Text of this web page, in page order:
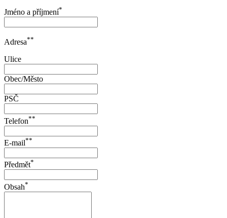
Jméno a příjmení*
Adresa**
Ulice
Obec/Město
PSČ
Telefon**
E-mail**
Předmět*
Obsah*